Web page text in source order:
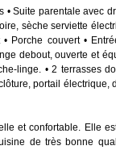
• Suite parentale avec
sèche serviette
Porche couvert •
debout, ouverte et
linge. • 2 terrasses
portail électrique,
et confortable. Elle
de très bonne